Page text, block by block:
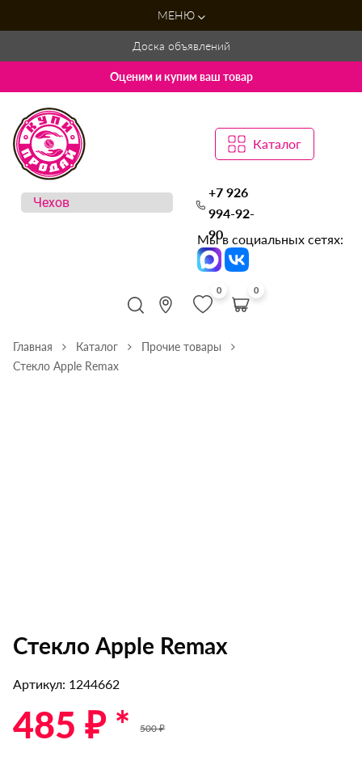
МЕНЮ
Доска объявлений
Оценим и купим ваш товар
Каталог
+7 926
994-92-
90
Мы в социальных сетях:
0 0
Главная Каталог
Прочие товары
Стекло Apple Remax
Стекло Apple Remax
Артикул: 1244662
485 ₽ * 500 ₽